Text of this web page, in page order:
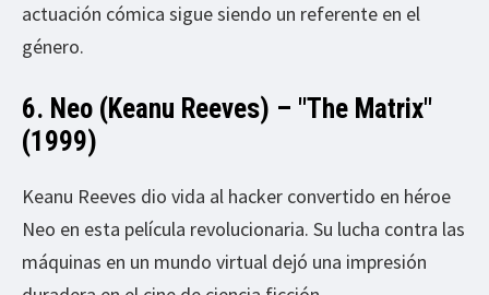
actuación cómica sigue siendo un referente en el
género.
6. Neo (Keanu Reeves) – "The Matrix"
(1999)
Keanu Reeves dio vida al hacker convertido en héroe
Neo en esta película revolucionaria. Su lucha contra las
máquinas en un mundo virtual dejó una impresión